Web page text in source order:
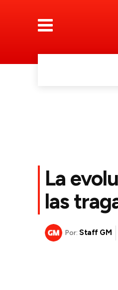
La
las
Por: Staff GM